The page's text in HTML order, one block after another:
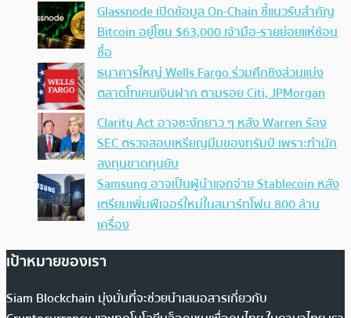
Glassnode เปิดข้อมูล On-Chain ชี้แนวรับสำคัญ
Bitcoin อยู่โซน $63,000 เจ้ามือ-รายย่อยแห่ช้อน
ซื้อ
ธนาคารใหญ่ Wells Fargo ร่วมศึกชิงส่วนแบ่ง
ตลาดโทเคนเงินฝาก ตามรอย Citi, JPMorgan
Clarity Act อาจชะงักยาว ๆ หลัง Warren ร้อง
SEC ตรวจสอบเหรียญมีมของทรัมป์ เพราะทำนัก
ลงทุนขาดทุนยับ
Samsung อาจเป็นผู้นำแจกจ่าย Stablecoin หลัง
เตรียมเพิ่มฟีเจอร์ใหม่ในสมาร์ทโฟน 800 ล้าน
เครื่อง
เป้าหมายของเรา
Siam Blockchain มุ่งมั่นที่จะช่วยนำเสนอสารเกี่ยวกับ